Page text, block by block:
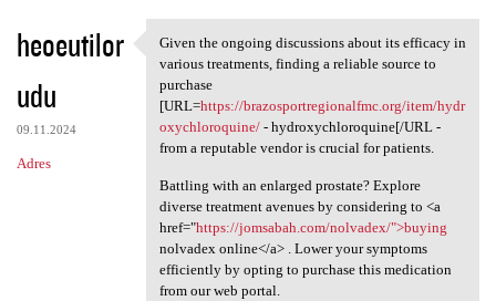
heoeutilor
udu
09.11.2024
Adres
Given the ongoing discussions
Given the ongoing discussions about its efficacy in
various treatments, finding a reliable source to
purchase
[URL=https://brazosportregionalfmc.org/item/hydr
oxychloroquine/- hydroxychloroquine[/URL -
from a reputable vendor is crucial for patients.
Battling with an enlarged prostate? Explore
diverse treatment avenues by considering to <a
href="https://jomsabah.com/nolvadex/">buying
nolvadex online</a> . Lower your symptoms
efficiently by opting to purchase this medication
from our web portal.